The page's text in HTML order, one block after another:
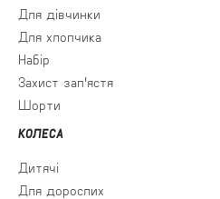
Для дівчинки
Для хлопчика
Набір
Захист зап'ястя
Шорти
КОЛЕСА
Дитячі
Для дорослих